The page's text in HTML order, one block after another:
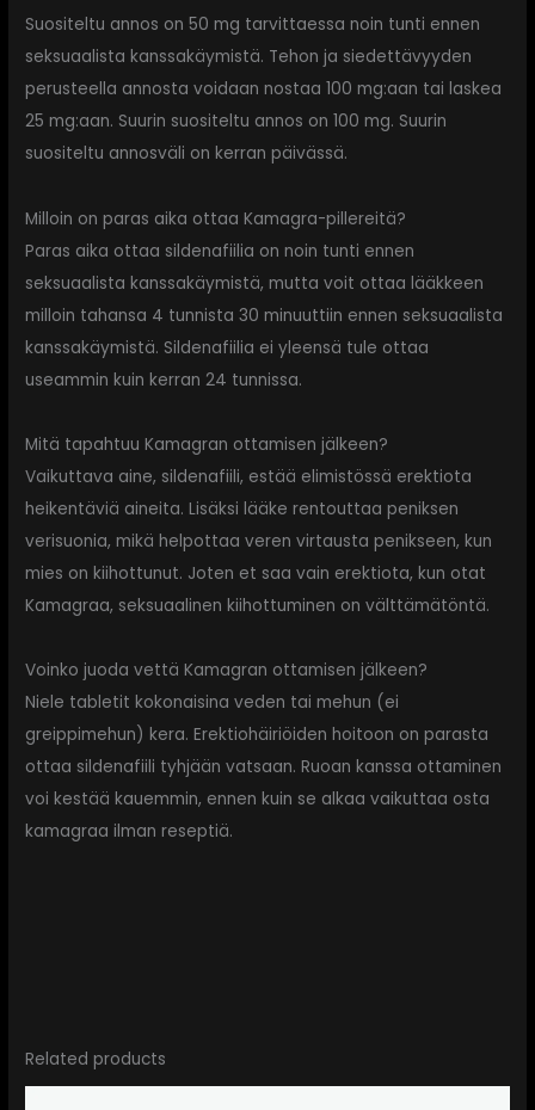
Suositeltu annos on 50 mg tarvittaessa noin tunti ennen
seksuaalista kanssakäymistä. Tehon ja siedettävyyden
perusteella annosta voidaan nostaa 100 mg:aan tai laskea
25 mg:aan. Suurin suositeltu annos on 100 mg. Suurin
suositeltu annosväli on kerran päivässä.
Milloin on paras aika ottaa Kamagra-pillereitä?
Paras aika ottaa sildenafiilia on noin tunti ennen
seksuaalista kanssakäymistä, mutta voit ottaa lääkkeen
milloin tahansa 4 tunnista 30 minuuttiin ennen seksuaalista
kanssakäymistä. Sildenafiilia ei yleensä tule ottaa
useammin kuin kerran 24 tunnissa.
Mitä tapahtuu Kamagran ottamisen jälkeen?
Vaikuttava aine, sildenafiili, estää elimistössä erektiota
heikentäviä aineita. Lisäksi lääke rentouttaa peniksen
verisuonia, mikä helpottaa veren virtausta penikseen, kun
mies on kiihottunut. Joten et saa vain erektiota, kun otat
Kamagraa, seksuaalinen kiihottuminen on välttämätöntä.
Voinko juoda vettä Kamagran ottamisen jälkeen?
Niele tabletit kokonaisina veden tai mehun (ei
greippimehun) kera. Erektiohäiriöiden hoitoon on parasta
ottaa sildenafiili tyhjään vatsaan. Ruoan kanssa ottaminen
voi kestää kauemmin, ennen kuin se alkaa vaikuttaa osta
kamagraa ilman reseptiä.
Related products